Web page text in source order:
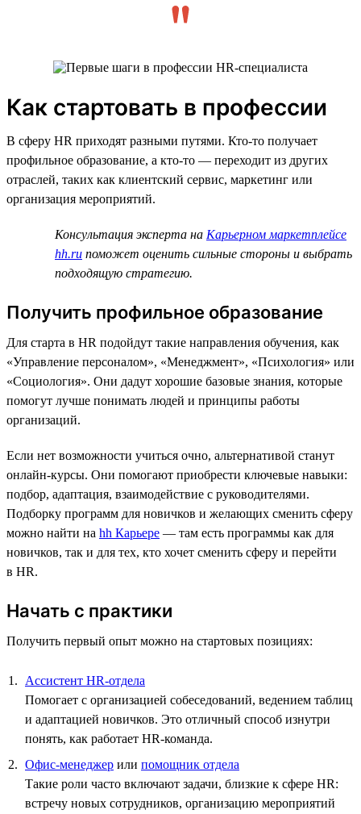
Как стартовать в профессии
В сферу HR приходят разными путями. Кто-то получает
профильное образование, а кто-то — переходит из других
отраслей, таких как клиентский сервис, маркетинг или
организация мероприятий.
Консультация эксперта на Карьерном маркетплейсе
hh.ru поможет оценить сильные стороны и выбрать
подходящую стратегию.
Получить профильное образование
Для старта в HR подойдут такие направления обучения, как
«Управление персоналом», «Менеджмент», «Психология» или
«Социология». Они дадут хорошие базовые знания, которые
помогут лучше понимать людей и принципы работы
организаций.
Если нет возможности учиться очно, альтернативой станут
онлайн-курсы. Они помогают приобрести ключевые навыки:
подбор, адаптация, взаимодействие с руководителями.
Подборку программ для новичков и желающих сменить сферу
можно найти на hh Карьере — там есть программы как для
новичков, так и для тех, кто хочет сменить сферу и перейти
в HR.
Начать с практики
Получить первый опыт можно на стартовых позициях:
Ассистент HR-отдела
Помогает с организацией собеседований, ведением таблиц
и адаптацией новичков. Это отличный способ изнутри
понять, как работает HR-команда.
Офис-менеджер или помощник отдела
Такие роли часто включают задачи, близкие к сфере HR:
встречу новых сотрудников, организацию мероприятий